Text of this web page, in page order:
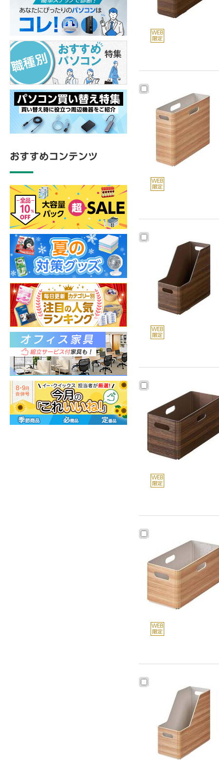
おすすめコンテンツ